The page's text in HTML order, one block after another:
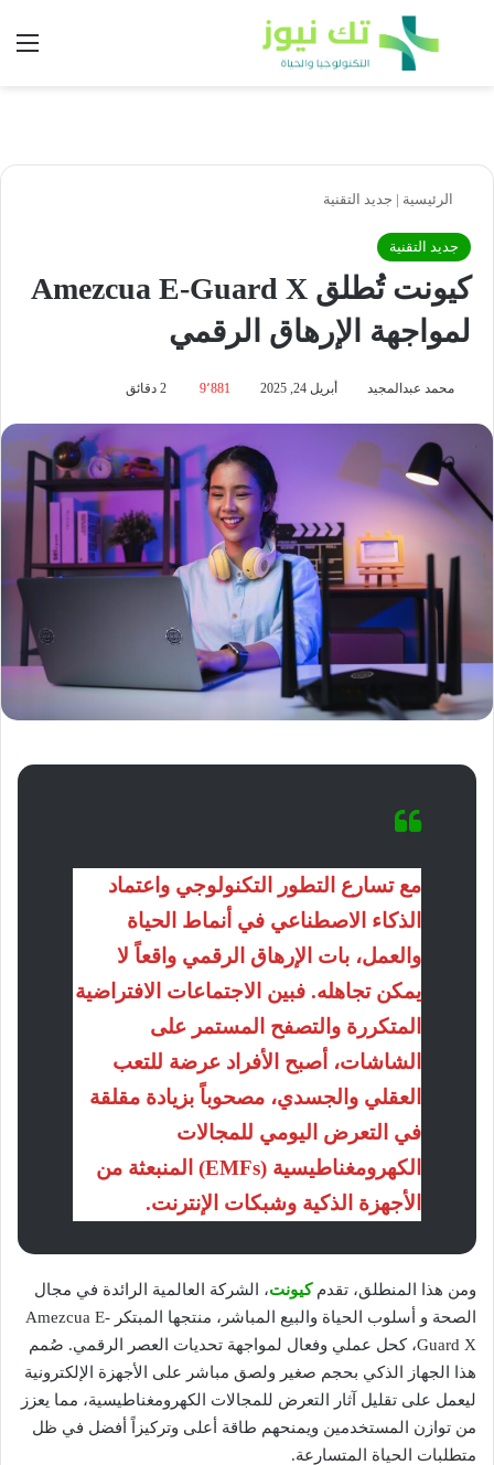
بحث عن
الرئيسية | جديد التقنية
جديد التقنية
كيونت تُطلق Amezcua E-Guard X
لمواجهة الإرهاق الرقمي
محمد عبدالمجيد أبريل 24, 2025 9٬881
مع تسارع التطور التكنولوجي واعتماد
الذكاء الاصطناعي في أنماط الحياة
والعمل، بات الإرهاق الرقمي واقعاً لا
يمكن تجاهله. فبين الاجتماعات الافتراضية
المتكررة والتصفح المستمر على
الشاشات، أصبح الأفراد عرضة للتعب
العقلي والجسدي، مصحوباً بزيادة مقلقة
في التعرض اليومي للمجالات
الكهرومغناطيسية (EMFs) المنبعثة من
الأجهزة الذكية وشبكات الإنترنت.
ومن هذا المنطلق، تقدمكيونت، الشركة العالمية الرائدة في مجال
الصحة و أسلوب الحياة والبيع المباشر، منتجها المبتكر Amezcua E-
Guard X، كحل عملي وفعال لمواجهة تحديات العصر الرقمي. صُمم
هذا الجهاز الذكي بحجم صغير ولصق مباشر على الأجهزة الإلكترونية
ليعمل على تقليل آثار التعرض للمجالات الكهرومغناطيسية، مما يعزز
من توازن المستخدمين ويمنحهم طاقة أعلى وتركيزاً أفضل في ظل
متطلبات الحياة المتسارعة.